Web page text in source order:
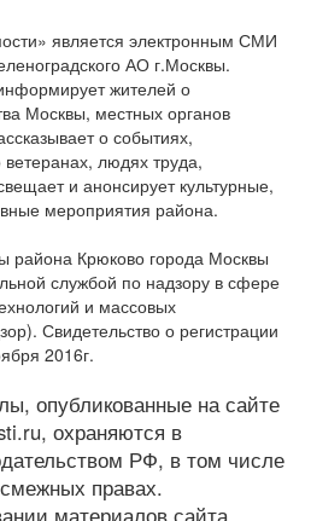
является электронным СМИ
АО г.Москвы.
жителей о
Москвы, местных органов
о событиях,
людях труда,
и анонсирует культурные,
мероприятия района.
района Крюково города Москвы
службой по надзору в сфере
и массовых
Свидетельство о регистрации
2016г.
опубликованные на сайте
охраняются в
РФ, в том числе
правах.
материалов сайта,